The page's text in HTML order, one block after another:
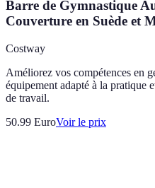
Barre de Gymnastique
Couverture en Suède et
Costway
Améliorez vos compétences en
équipement adapté à la pratique
de travail.
50.99 EuroVoir le prix